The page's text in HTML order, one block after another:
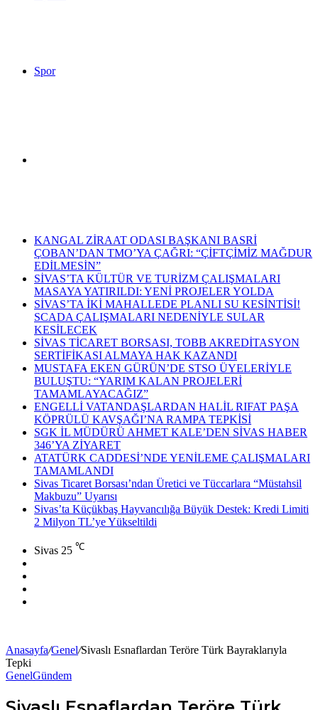
Spor
yap
...
KANGAL ZİRAAT ODASI BAŞKANI BASRİ
ÇOBAN’DAN TMO’YA ÇAĞRI: “ÇİFTÇİMİZ MAĞDUR
EDİLMESİN”
SİVAS’TA KÜLTÜR VE TURİZM ÇALIŞMALARI
MASAYA YATIRILDI: YENİ PROJELER YOLDA
SİVAS’TA İKİ MAHALLEDE PLANLI SU KESİNTİSİ!
SCADA ÇALIŞMALARI NEDENİYLE SULAR
KESİLECEK
SİVAS TİCARET BORSASI, TOBB AKREDİTASYON
SERTİFİKASI ALMAYA HAK KAZANDI
MUSTAFA EKEN GÜRÜN’DE STSO ÜYELERİYLE
BULUŞTU: “YARIM KALAN PROJELERİ
TAMAMLAYACAĞIZ”
ENGELLİ VATANDAŞLARDAN HALİL RIFAT PAŞA
KÖPRÜLÜ KAVŞAĞI’NA RAMPA TEPKİSİ
SGK İL MÜDÜRÜ AHMET KALE’DEN SİVAS HABER
346’YA ZİYARET
ATATÜRK CADDESİ’NDE YENİLEME ÇALIŞMALARI
TAMAMLANDI
Sivas Ticaret Borsası’ndan Üretici ve Tüccarlara “Müstahsil
Makbuzu” Uyarısı
Sivas’ta Küçükbaş Hayvancılığa Büyük Destek: Kredi Limiti
2 Milyon TL’ye Yükseltildi
Sivas 25 ℃
Anasayfa/Genel/Sivaslı Esnaflardan Teröre Türk Bayraklarıyla
Tepki
GenelGündem